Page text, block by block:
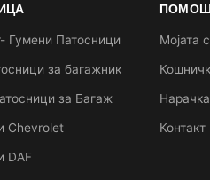
Гумени Патосници
за багажник
за Багаж
Chevrolet
DAF
Мојата
Нарачка
Контакт